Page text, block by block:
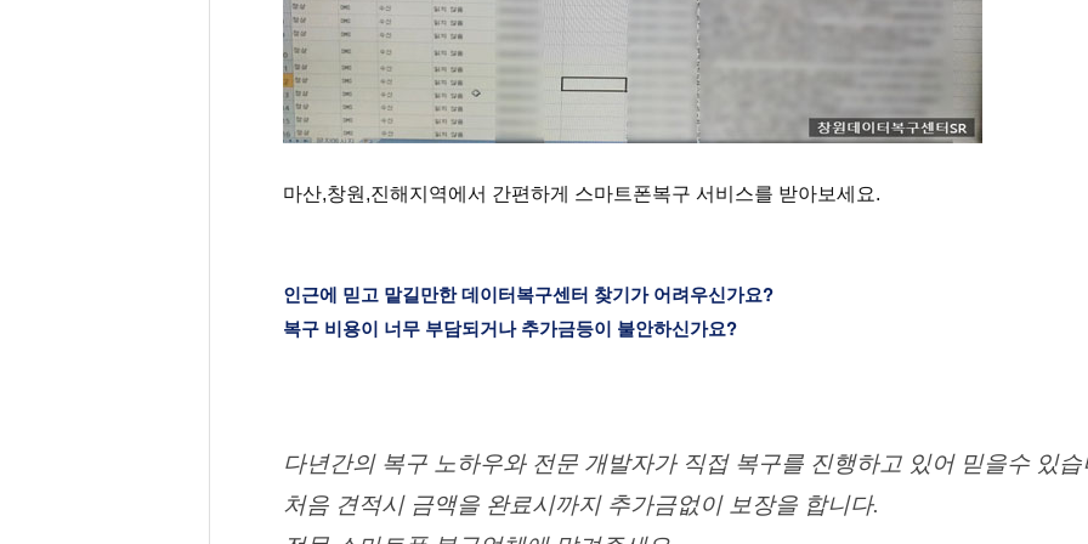
마산,창원,진해지역에서 간편하게 스마트폰복구 서비스를 받아보세요.
인근에 믿고 맡길만한 데이터복구센터 찾기가 어려우신가요?
복구 비용이 너무 부담되거나 추가금등이 불안하신가요?
다년간의 복구 노하우와 전문 개발자가 직접 복구를 진행하고 있어 믿을수 있습
처음 견적시 금액을 완료시까지 추가금없이 보장을 합니다.